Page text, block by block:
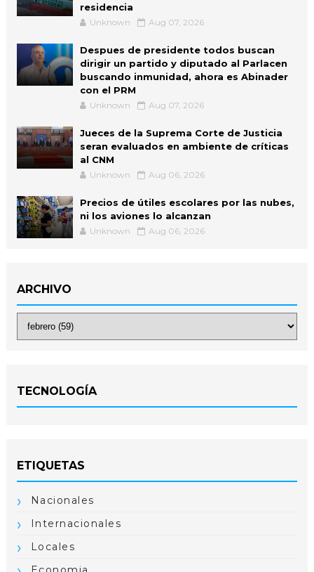
residencia
Unknown Aug 07, 2026
Despues de presidente todos buscan
dirigir un partido y diputado al Parlacen
buscando inmunidad, ahora es Abinader
con el PRM
Unknown Aug 07, 2026
Jueces de la Suprema Corte de Justicia
seran evaluados en ambiente de críticas
al CNM
Unknown Aug 06, 2026
Precios de útiles escolares por las nubes,
ni los aviones lo alcanzan
Unknown Aug 06, 2026
ARCHIVO
TECNOLOGÍA
ETIQUETAS
Nacionales
Internacionales
Locales